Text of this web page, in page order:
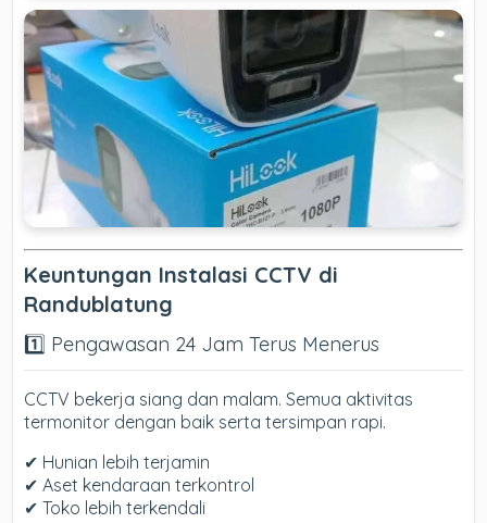
Keuntungan Instalasi CCTV di
Randublatung
1️⃣ Pengawasan 24 Jam Terus Menerus
CCTV bekerja siang dan malam. Semua aktivitas
termonitor dengan baik serta tersimpan rapi.
✔ Hunian lebih terjamin
✔ Aset kendaraan terkontrol
✔ Toko lebih terkendali